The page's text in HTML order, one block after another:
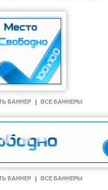
БАННЕР ВСЕ БАННЕРЫ
БАННЕР ВСЕ БАННЕРЫ